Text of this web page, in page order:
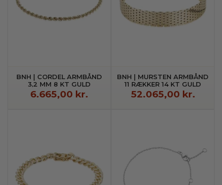
BNH | CORDEL ARMBÅND
3,2 MM 8 KT GULD
6.665,00 kr.
BNH | MURSTEN ARMBÅND
11 RÆKKER 14 KT GULD
52.065,00 kr.